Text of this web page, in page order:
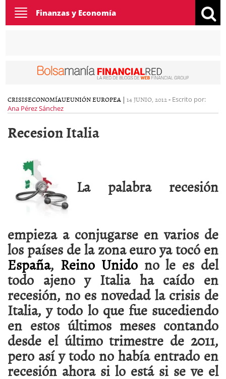
Toggle
navigation
Finanzas y Economía
CRISISECONOMÍAUEUNIÓN EUROPEA | 14 JUNIO, 2012- Escrito por:
Ana Pérez Sánchez
Recesion Italia
La palabra recesión
empieza a conjugarse en varios de
los países de la zona euro ya tocó en
España, Reino Unido no le es del
todo ajeno y Italia ha caído en
recesión, no es novedad la crisis de
Italia, y todo lo que fue sucediendo
en estos últimos meses contando
desde el último trimestre de 2011,
pero así y todo no había entrado en
recesión ahora si lo está si se ve el